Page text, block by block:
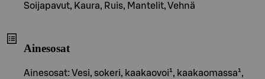
Soijapavut, Kaura, Ruis, Mantelit, Vehnä
Ainesosat
Ainesosat: Vesi, sokeri, kaakaovoi¹, kaakaomassa¹,